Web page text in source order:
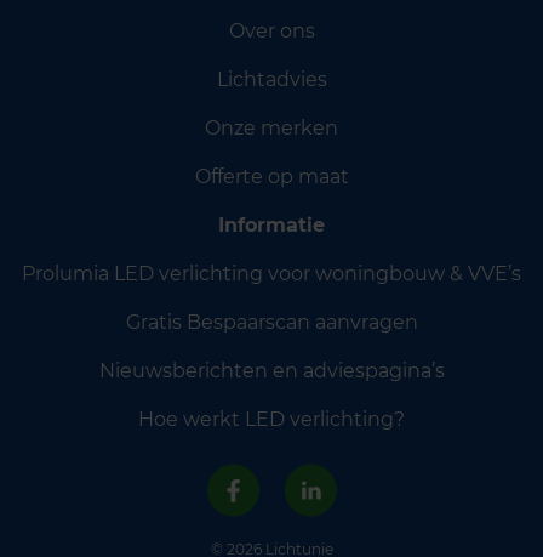
Over ons
Lichtadvies
Onze merken
Offerte op maat
Informatie
Prolumia LED verlichting voor woningbouw & VVE’s
Gratis Bespaarscan aanvragen
Nieuwsberichten en adviespagina’s
Hoe werkt LED verlichting?
© 2026 Lichtunie